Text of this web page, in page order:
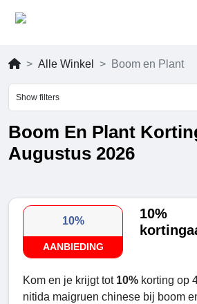
Alle Winkel Boom en Plant
Show filters
Boom En Plant
Augustus 2026
10%
AANBIEDING
10%
Kom en je krijgt tot 10% korting op
nitida maigruen chinese bij boom